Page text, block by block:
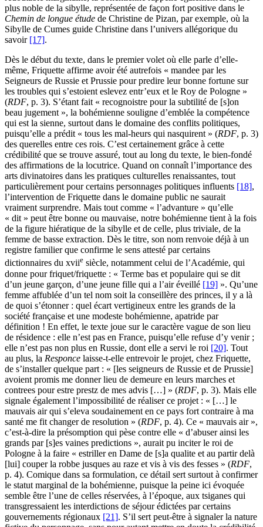
plus noble de la sibylle, représentée de façon fort positive dans le
Chemin de longue étude de Christine de Pizan, par exemple, où la
Sibylle de Cumes guide Christine dans l’univers allégorique du
savoir [17].
Dès le début du texte, dans le premier volet où elle parle d’elle-
même, Friquette affirme avoir été autrefois « mandee par les
Seigneurs de Russie et Prussie pour predire leur bonne fortune sur
les troubles qui s’estoient eslevez entr’eux et le Roy de Pologne »
(RDF, p. 3). S’étant fait « recognoistre pour la subtilité de [s]on
beau jugement », la bohémienne souligne d’emblée la compétence
qui est la sienne, surtout dans le domaine des conflits politiques,
puisqu’elle a prédit « tous les mal-heurs qui nasquirent » (RDF, p. 3)
des querelles entre ces rois. C’est certainement grâce à cette
crédibilité que se trouve assuré, tout au long du texte, le bien-fondé
des affirmations de la locutrice. Quand on connaît l’importance des
arts divinatoires dans les pratiques culturelles renaissantes, tout
particulièrement pour certains personnages politiques influents [18],
l’intervention de Friquette dans le domaine public ne saurait
vraiment surprendre. Mais tout comme « l’advanture » qu’elle
« dit » peut être bonne ou mauvaise, notre bohémienne tient à la fois
de la figure hiératique de la sibylle et de celle, plus triviale, de la
femme de basse extraction. Dès le titre, son nom renvoie déjà à un
registre familier que confirme le sens attesté par certains
dictionnaires du xviie siècle, notamment celui de l’Académie, qui
donne pour friquet/friquette : « Terme bas et populaire qui se dit
d’un jeune garçon, d’une jeune fille qui a l’air éveillé [19] ». Qu’une
femme affublée d’un tel nom soit la conseillère des princes, il y a là
de quoi s’étonner : quel écart vertigineux entre les grands de la
société française et une modeste bohémienne, apatride par
définition ! En effet, le texte joue sur le caractère vague de son lieu
de résidence : elle n’est pas en France, puisqu’elle refuse d’y venir ;
elle n’est pas non plus en Russie, dont elle a servi le roi [20]. Tout
au plus, la Responce laisse-t-elle entrevoir le projet, chez Friquette,
de s’installer quelque part : « [les seigneurs de Russie et de Prussie]
avoient promis me donner lieu de demeure en leurs marches et
contrees pour estre prestz de mes advis […] » (RDF, p. 3). Mais elle
signale également l’impossibilité de réaliser ce projet : « […] le
mauvais air qui s’eleva soudainement en ce pays fort contraire à ma
santé me fit changer de resolution » (RDF, p. 4). Ce « mauvais air »,
c’est-à-dire la présomption qui pèse contre elle « d’abuser ainsi les
grands par [s]es vaines predictions », aurait pu inciter le roi de
Pologne à la faire « estriller en Dame de [s]a qualite et au partir delà
[lui] couper la robbe jusques au raze et vis à vis des fesses » (RDF,
p. 4). Comique dans sa formulation, ce détail sert surtout à confirmer
le statut marginal de la bohémienne, puisque la peine ici évoquée
semble être l’une de celles réservées, à l’époque, aux tsiganes qui
transgressaient les interdictions de séjour édictées par certains
gouvernements régionaux [21]. S’il sert peut-être à signaler la nature